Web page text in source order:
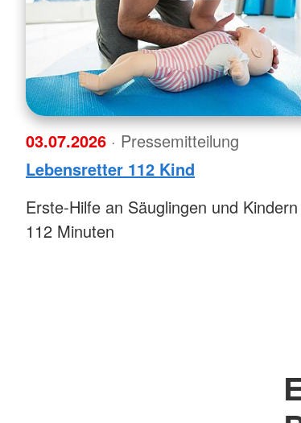
03.07.2026 · Pressemitteilung
Lebensretter 112 Kind
Erste-Hilfe an Säuglingen und
112 Minuten